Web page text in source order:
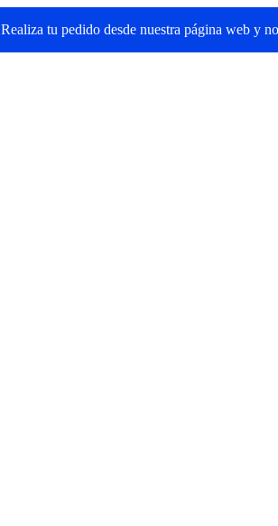
Realiza tu pedido desde nuestra página web y